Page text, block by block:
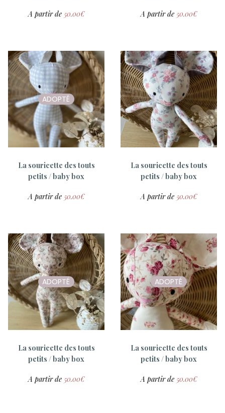
A partir de 50.00€ A partir de 50.00€
ADOPTÉ
La souricette des touts
petits / baby box
A partir de 50.00€
La souricette des touts
petits / baby box
A partir de 50.00€
ADOPTÉ
La souricette des touts
petits / baby box
A partir de 50.00€
ADOPTÉ
La souricette des touts
petits / baby box
A partir de 50.00€
Tambour 1000 bisoux
15.00€
15.00€
danseuse
50.00€